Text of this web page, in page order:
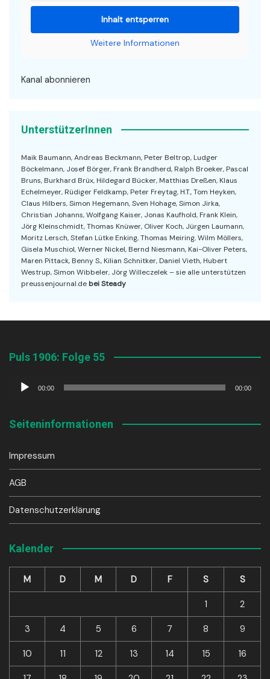
Inhalt entsperren
Weitere Informationen
Kanal abonnieren
UnterstützerInnen
Maik Baumann, Andreas Beckmann, Peter Beltrop, Ludger
Böckelmann, Josef Börger, Frank Brandherd, Ralph Broeker, Pascal
Bruns, Burkhard Brüx, Hildegard Bücker, Matthias Dreßen, Klaus
Echelmeyer, Rüdiger Feldkamp, Peter Freytag, H.T., Tom Heyken,
Claus Hilbers, Simon Hegemann, Sven Hohage, Simon Jirka,
Christian Johanns, Wolfgang Kaiser, Jonas Kaufhold, Frank Klein,
Jörg Kleinschmidt, Thomas Knüwer, Oliver Koch, Jürgen Laumann,
Moritz Lersch, Stefan Lütke Enking, Thomas Meiring, Wilm Möllers,
Gisela Muschiol, Werner Nickel, Bernd Niesmann, Kai-Oliver Peters,
Maren Pittack, Benny S., Kilian Schnitker, Daniel Vieth, Hubert
Westrup, Simon Wibbeler, Jörg Willeczelek – sie alle unterstützen
preussenjournal.de bei Steady
Puls 1906: Folge 55
Audio-
00:00 00:00
Seiteninformationen
Impressum
AGB
Datenschutzerklärung
Kalender
M D M D F S S
1 2
3 4 5 6 7 8 9
10 11 12 13 14 15 16